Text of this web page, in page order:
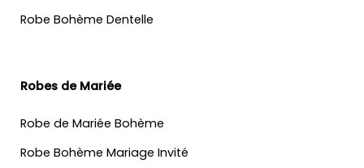
Robe Bohème Dentelle
Robes de Mariée
Robe de Mariée Bohème
Robe Bohème Mariage Invité